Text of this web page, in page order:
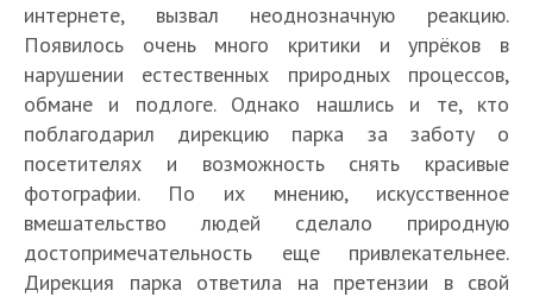
интернете, вызвал неоднозначную реакцию.
Появилось очень много критики и упрёков в
нарушении естественных природных процессов,
обмане и подлоге. Однако нашлись и те, кто
поблагодарил дирекцию парка за заботу о
посетителях и возможность снять красивые
фотографии. По их мнению, искусственное
вмешательство людей сделало природную
достопримечательность еще привлекательнее.
Дирекция парка ответила на претензии в свой